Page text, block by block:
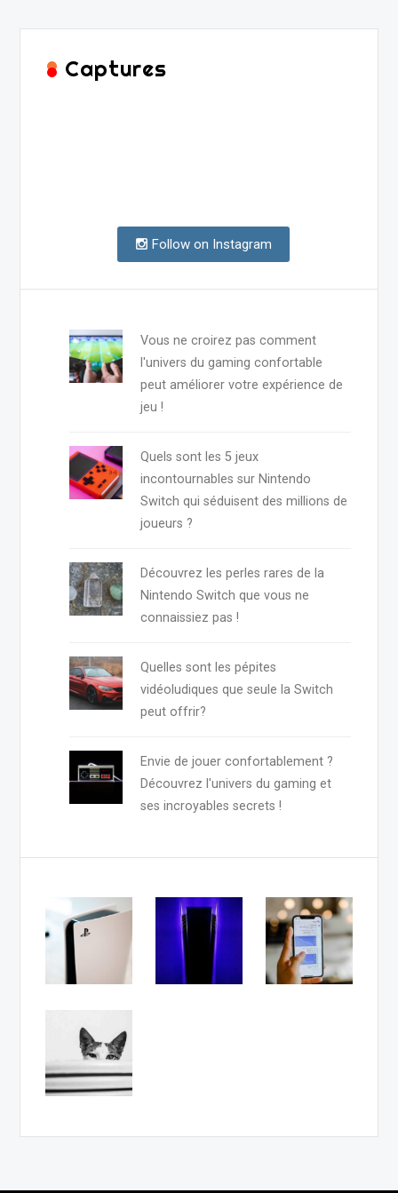
Captures
Follow on Instagram
Vous ne croirez pas comment
l'univers du gaming confortable
peut améliorer votre expérience de
jeu !
Quels sont les 5 jeux
incontournables sur Nintendo
Switch qui séduisent des millions de
joueurs ?
Découvrez les perles rares de la
Nintendo Switch que vous ne
connaissiez pas !
Quelles sont les pépites
vidéoludiques que seule la Switch
peut offrir?
Envie de jouer confortablement ?
Découvrez l'univers du gaming et
ses incroyables secrets !